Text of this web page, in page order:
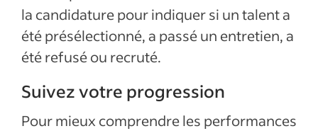
la candidature pour indiquer si un talent a
été présélectionné, a passé un entretien, a
été refusé ou recruté.
Suivez votre progression
Pour mieux comprendre les performances